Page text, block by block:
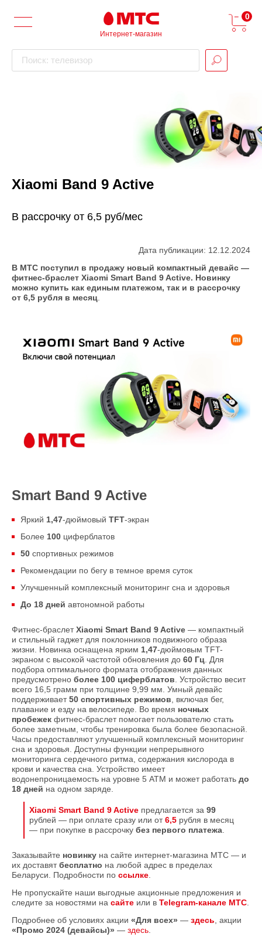
Интернет-магазин
Поиск: телевизор
0
Xiaomi Band 9 Active
В рассрочку от 6,5 руб/мес
Дата публикации: 12.12.2024
В МТС поступил в продажу новый компактный девайс —
фитнес-браслет Xiaomi Smart Band 9 Active. Новинку
можно купить как единым платежом, так и в рассрочку
от 6,5 рубля в месяц
Smart Band 9 Active
Яркий 1,47-дюймовый TFT-экран
Более 100 циферблатов
50 спортивных режимов
Рекомендации по бегу в темное время суток
Улучшенный комплексный мониторинг сна и здоровья
До 18 дней автономной работы
Фитнес-браслетXiaomi Smart Band 9 Active — компактный
и стильный гаджет для поклонников подвижного образа
жизни. Новинка оснащена ярким 1,47-дюймовым TFT-
экраном с высокой частотой обновления до 60 Гц. Для
подбора оптимального формата отображения данных
предусмотрено более 100 циферблатов. Устройство весит
всего 16,5 грамм при толщине 9,99 мм. Умный девайс
поддерживает50 спортивных режимов, включая бег,
плавание и езду на велосипеде. Во время ночных
пробежек фитнес-браслет помогает пользователю стать
более заметным, чтобы тренировка была более безопасной.
Часы предоставляют улучшенный комплексный мониторинг
сна и здоровья. Доступны функции непрерывного
мониторинга сердечного ритма, содержания кислорода в
крови и качества сна. Устройство имеет
водонепроницаемость на уровне 5 АТМ и может работать до
18 дней на одном заряде.
Xiaomi Smart Band 9 Active предлагается за 99
рублей — при оплате сразу или от6,5 рубля в месяц
— при покупке в рассрочку без первого платежа.
Заказывайте новинку на сайте интернет-магазина МТС — и
их доставятбесплатно на любой адрес в пределах
Беларуси. Подробности по ссылке.
Не пропускайте наши выгодные акционные предложения и
следите за новостями на сайте или в Telegram-канале МТС.
Подробнее об условиях акции «Для всех» — здесь, акции
«Промо 2024 (девайсы)» — здесь.